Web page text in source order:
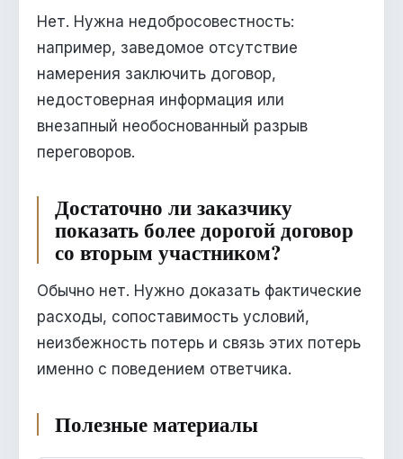
Нет. Нужна недобросовестность:
например, заведомое отсутствие
намерения заключить договор,
недостоверная информация или
внезапный необоснованный разрыв
переговоров.
Достаточно ли заказчику
показать более дорогой договор
со вторым участником?
Обычно нет. Нужно доказать фактические
расходы, сопоставимость условий,
неизбежность потерь и связь этих потерь
именно с поведением ответчика.
Полезные материалы